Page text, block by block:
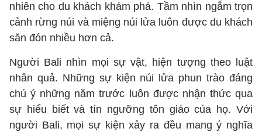
nhiên cho du khách khám phá. Tầm nhìn ngắm trọn
cảnh rừng núi và miệng núi lửa luôn được du khách
săn đón nhiều hơn cả.
Người Bali nhìn mọi sự vật, hiện tượng theo luật
nhân quả. Những sự kiện núi lửa phun trào đáng
chú ý những năm trước luôn được nhận thức qua
sự hiểu biết và tín ngưỡng tôn giáo của họ. Với
người Bali, mọi sự kiện xảy ra đều mang ý nghĩa